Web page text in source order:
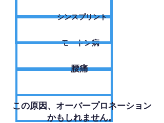
シンスプリント
モートン病
腰痛
​この原因、オーバープロネーション
かもしれません。